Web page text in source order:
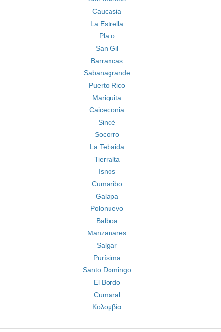
Caucasia
La Estrella
Plato
San Gil
Barrancas
Sabanagrande
Puerto Rico
Mariquita
Caicedonia
Sincé
Socorro
La Tebaida
Tierralta
Isnos
Cumaribo
Galapa
Polonuevo
Balboa
Manzanares
Salgar
Purísima
Santo Domingo
El Bordo
Cumaral
Κολομβία